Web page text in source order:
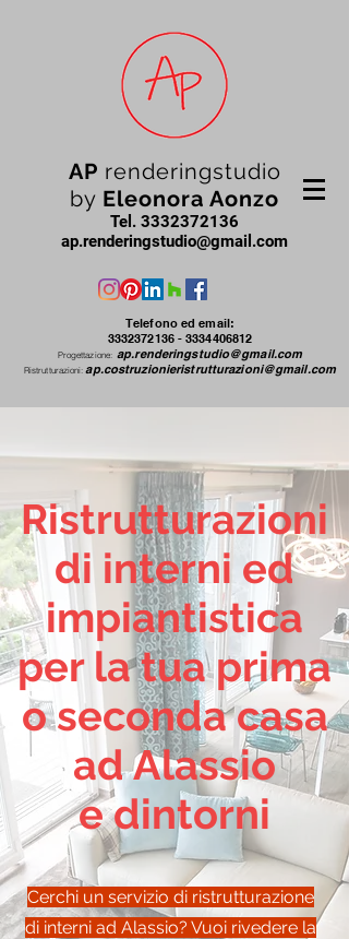
Telefono ed email:
3332372136 - 3334406812
Progettazione: ap.renderingstudio@gmail.com
Ristrutturazioni:ap.costruzionieristrutturazioni@gmail.com
AP renderingstudio
by Eleonora Aonzo
Tel. 3332372136
ap.renderingstudio@gmail.com
Ristrutturazioni
di interni ed
impiantistica
per la tua prima
o seconda casa
ad Alassio
e dintorni
Cerchi un servizio di ristrutturazione
di interni ad Alassio? Vuoi rivedere la